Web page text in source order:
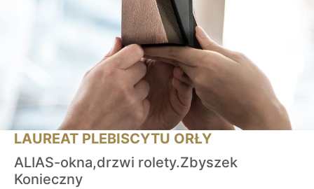
LAUREAT PLEBISCYTU ORŁY
ALIAS-okna,drzwi rolety.Zbyszek
Konieczny